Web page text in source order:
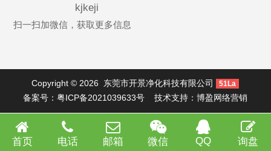
kjkeji
扫一扫加微信，获取更多信息
Copyright © 2026 东莞市开景净化科技有限公司 51La
备案号：粤ICP备2021039633号 技术支持：博盈网络营销
首页 电话 邮箱 微信 QQ 询盘